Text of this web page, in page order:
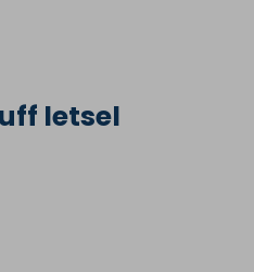
letsel